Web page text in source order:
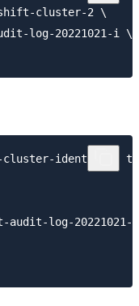
cluster-2 \
log-20221021-i \
cluster-identifier
audit-log-20221021-